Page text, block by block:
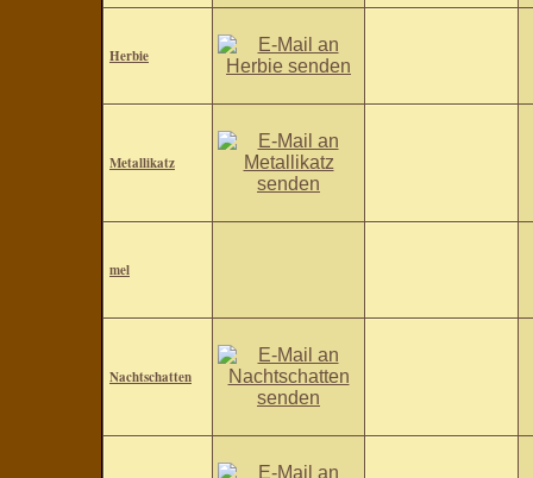
Herbie
Metallikatz
mel
Nachtschatten